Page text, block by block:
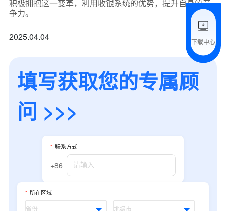
积极拥抱这一变革，利用收银系统的优势，提升自身的竞
争力。
2025.04.04
填写获取您的专属顾
问 >>>
* 联系方式
+86
* 所在区域
下载中心
附加留言
我是老客户，了解最新优惠